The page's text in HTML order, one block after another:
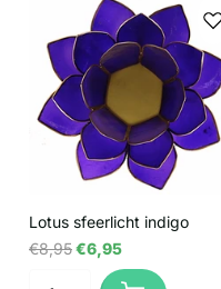
Lotus sfeerlicht indigo
€8,95€6,95